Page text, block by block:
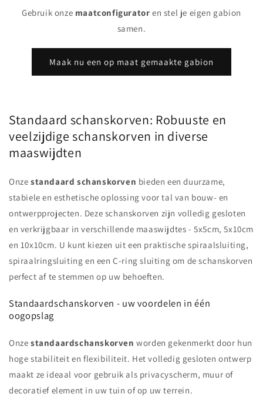
Gebruik onze maatconfiguratoren stel je eigen gabion
samen.
Maak nu een op maat gemaakte gabion
Standaard schanskorven: Robuuste en
veelzijdige schanskorven in diverse
maaswijdten
Onze standaard schanskorven bieden een duurzame,
stabiele en esthetische oplossing voor tal van bouw- en
ontwerpprojecten. Deze schanskorven zijn volledig gesloten
en verkrijgbaar in verschillende maaswijdtes - 5x5cm, 5x10cm
en 10x10cm. U kunt kiezen uit een praktische spiraalsluiting,
spiraalringsluiting en een C-ring sluiting om de schanskorven
perfect af te stemmen op uw behoeften.
Standaardschanskorven - uw voordelen in één
oogopslag
Onze standaardschanskorven worden gekenmerkt door hun
hoge stabiliteit en flexibiliteit. Het volledig gesloten ontwerp
maakt ze ideaal voor gebruik als privacyscherm, muur of
decoratief element in uw tuin of op uw terrein.